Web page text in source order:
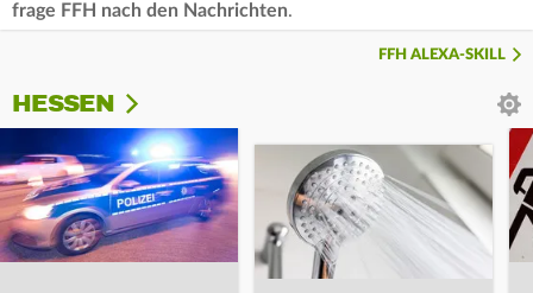
frage FFH nach den Nachrichten.
FFH ALEXA-SKILL
HESSEN